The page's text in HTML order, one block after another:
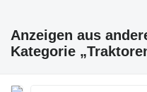
Anzeigen aus
Kategorie